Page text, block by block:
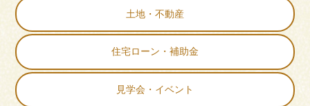
土地・不動産
住宅ローン・補助金
見学会・イベント